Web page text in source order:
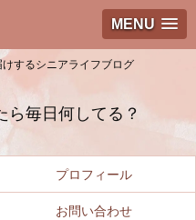
MENU
するシニアライフブログ
ら毎日何してる？
プロフィール
お問い合わせ